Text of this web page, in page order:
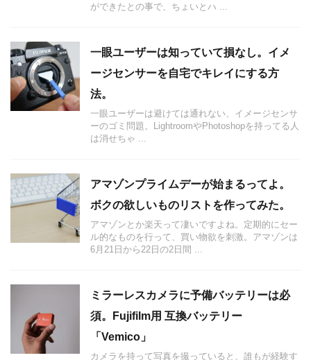
ができたとの事で、ちょいとハ ...
一眼ユーザーは知っていて損なし。イメ
ージセンサーを自宅でキレイにする方
法。
一眼ユーザーは避けては通れない、イメージセンサ
ーのゴミ問題。LightroomやPhotoshopを持ってる人
は消せちゃ ...
アマゾンプライムデーが始まるってよ。
ボクの欲しいものリストを作ってみた。
アマゾンとか楽天って凄いですよね。定期的にセー
ル的なものを行って、買い物欲を刺激。アマゾンは
6月21日から22日の2日間 ...
ミラーレスカメラに予備バッテリーは必
須。Fujifilm用 互換バッテリー
「Vemico」
カメラを持って写真を撮っていると、誰もが経験す